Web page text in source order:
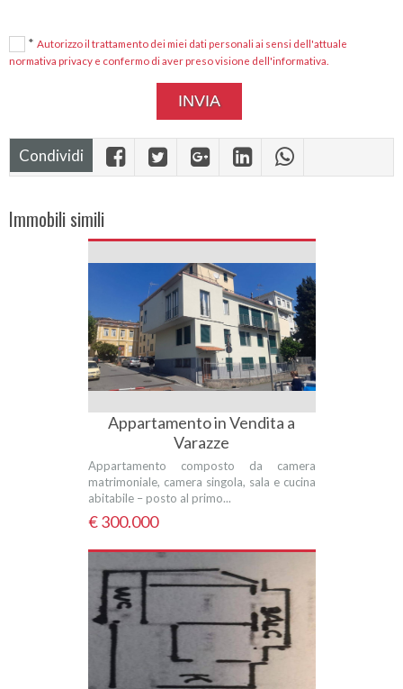
* Autorizzo il trattamento dei miei dati personali ai sensi dell'attuale
normativa privacy e confermo di aver preso visione dell'informativa.
Condividi
Immobili simili
Appartamento in Vendita a
Varazze
Appartamento composto da camera
matrimoniale, camera singola, sala e cucina
abitabile – posto al primo...
€ 300.000